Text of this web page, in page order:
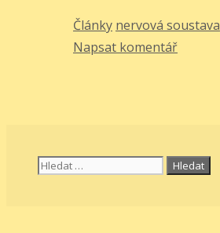
Rubriky
Články Štítky
nervová soustava
Napsat komentář
Hledat: